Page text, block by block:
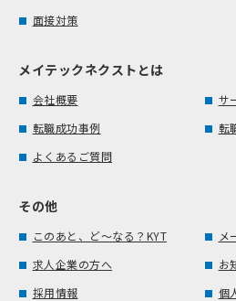
面接対策
メイテックネクストとは
会社概要
サ
転職成功事例
転
よくあるご質問
その他
このあと、ど～なる？KYT
メ
求人企業の方へ
お
採用情報
個